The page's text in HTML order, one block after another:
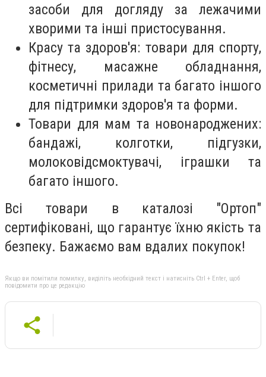
засоби для догляду за лежачими
хворими та інші пристосування.
Красу та здоров'я: товари для спорту,
фітнесу, масажне обладнання,
косметичні прилади та багато іншого
для підтримки здоров'я та форми.
Товари для мам та новонароджених:
бандажі, колготки, підгузки,
молоковідсмоктувачі, іграшки та
багато іншого.
Всі товари в каталозі "Ортоп"
сертифіковані, що гарантує їхню якість та
безпеку. Бажаємо вам вдалих покупок!
Якщо ви помітили помилку, виділіть необхідний текст і натисніть Ctrl + Enter, щоб
повідомити про це редакцію